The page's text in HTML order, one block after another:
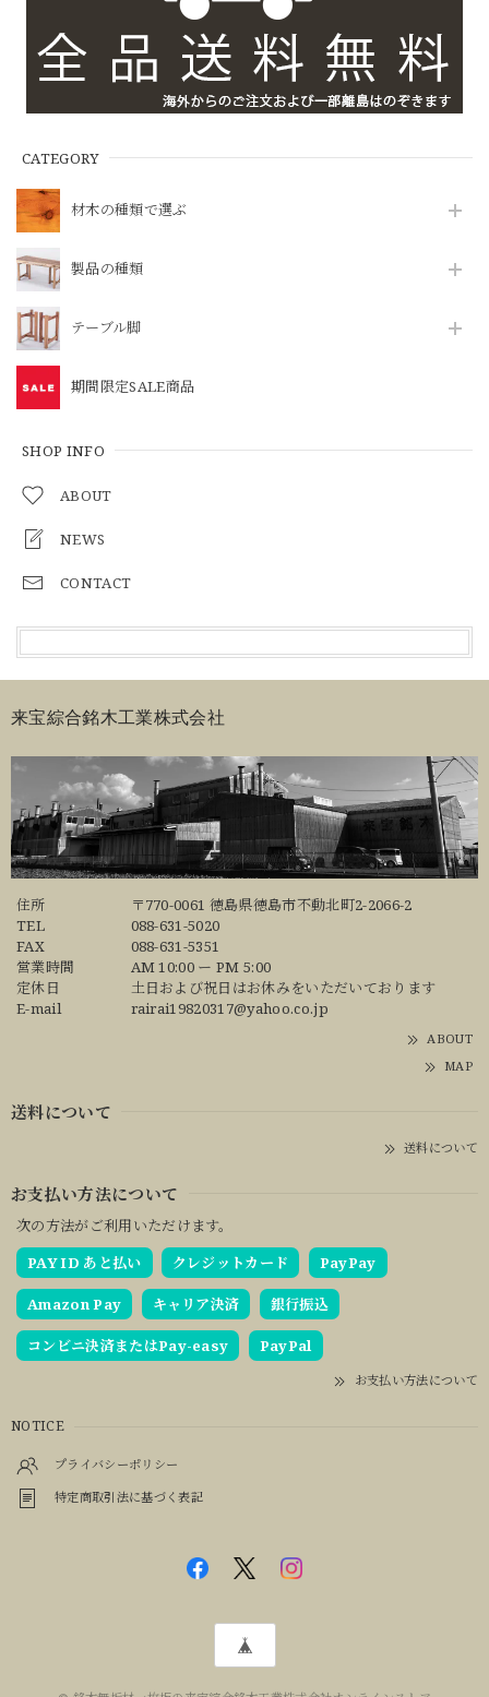
CATEGORY
材木の種類で選ぶ
製品の種類
テーブル脚
期間限定SALE商品
SHOP INFO
ABOUT
NEWS
CONTACT
来宝綜合銘木工業株式会社
住所
〒770-0061 徳島県徳島市不動北町2-2066-2
TEL
088-631-5020
FAX
088-631-5351
営業時間
AM 10:00 ー PM 5:00
定休日
土日および祝日はお休みをいただいております
E-mail
rairai19820317@yahoo.co.jp
ABOUT
MAP
送料について
送料について
お支払い方法について
次の方法がご利用いただけます。
PAY ID あと払い
クレジットカード PayPay
Amazon Pay キャリア決済 銀行振込
コンビニ決済またはPay-easy PayPal
お支払い方法について
NOTICE
プライバシーポリシー
特定商取引法に基づく表記